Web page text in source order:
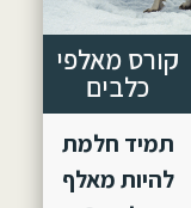
הוקם
קורס מאלפי
כלבים
תמיד חלמת
להיות מאלף